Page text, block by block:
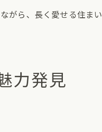
がら、長く愛せる住ま
力発見